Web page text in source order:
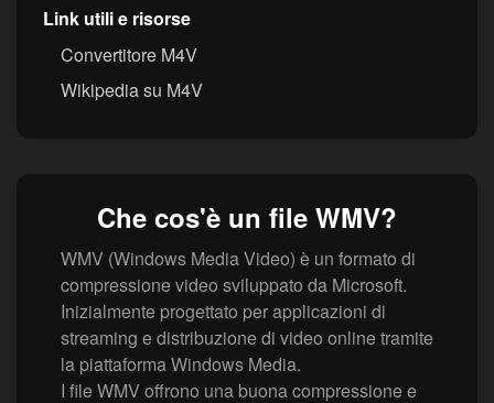
Link utili e risorse
Convertitore M4V
Wikipedia su M4V
Che cos'è un file WMV?
WMV (Windows Media Video) è un formato di
compressione video sviluppato da Microsoft.
Inizialmente progettato per applicazioni di
streaming e distribuzione di video online tramite
la piattaforma Windows Media.
I file WMV offrono una buona compressione e